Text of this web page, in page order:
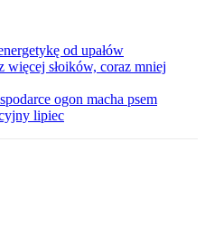
od upałów
słoików, coraz mniej
ogon macha psem
lipiec